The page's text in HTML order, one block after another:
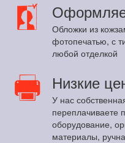
Обложки из
фотопечатью, с
любой отделкой
Низкие
У нас
переплачиваете
оборудование,
материалы,